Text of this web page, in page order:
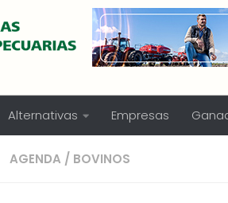
Alternativas Empresas
AGENDA / BOVINOS